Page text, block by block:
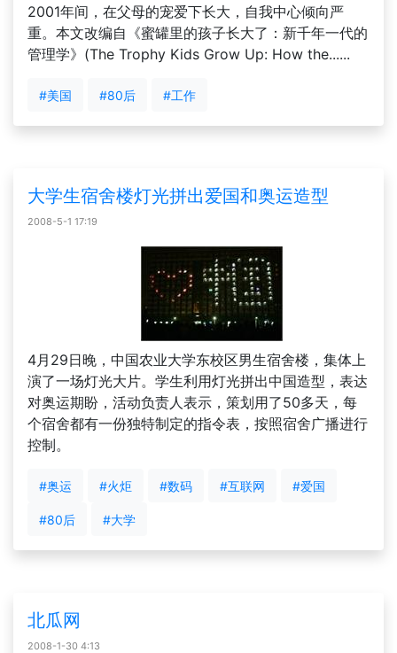
2001年间，在父母的宠爱下长大，自我中心倾向严
重。本文改编自《蜜罐里的孩子长大了：新千年一代的
管理学》(The Trophy Kids Grow Up: How the......
#美国 #80后 #工作
大学生宿舍楼灯光拼出爱国和奥运造型
2008-5-1 17:19
4月29日晚，中国农业大学东校区男生宿舍楼，集体上
演了一场灯光大片。学生利用灯光拼出中国造型，表达
对奥运期盼，活动负责人表示，策划用了50多天，每
个宿舍都有一份独特制定的指令表，按照宿舍广播进行
控制。
#奥运 #火炬 #数码 #互联网 #爱国
#80后 #大学
北瓜网
2008-1-30 4:13